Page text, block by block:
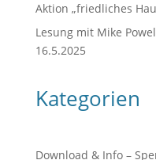
Aktion „friedliches
Lesung mit Mike
16.5.2025
Kategorien
Download & Info –